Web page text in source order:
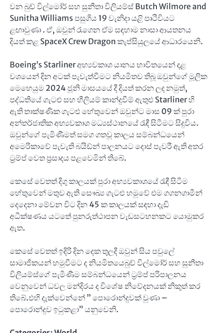
වන බුච් විල්මෝර් සහ සුනීතා විලියම්ස් Butch Wilmore and
Sunitha Williams පසුගිය 19 වැනිදා යළි පෘථිවියට
ළඟාවුණා . ඒ, ඔවුන් රැගෙන ඒම සඳහාම නාසා ආයතනය
දියත් කළ SpaceX Crew Dragon කැප්සියුලයේ ආධාරයෙනි.
Boeing’s Starliner අභ්‍යවකාශ යානය භාවිතයෙන් දළ
වශයෙන් දින අටක් පැවැත්වීමට නියමිතව තිබූ ඔවුන්ගේ මූලික
මෙහෙයුම 2024 ජූනි මාසයයේ දී දියත් කරන ලද නමුත්,
පද්ධතියේ ගැටළු සහ හීලියම් කාන්දුවීම් ඇතුළු Starliner හි
ඇති තාක්ෂණික ගැටළු හේතුවෙන් ඔවුන්ට මාස 09 ක් පුරා
අන්තර්ජාතික අභ්‍යවකාශ මධ්‍යස්ථානයේ රැඳී සිටීමට සිදුවිය.
ඔවුන්ගේ පැමිණීමත් සමග ගතවූ කාලය සම්බන්ධයෙන්
අමෙරිකාවේ පැවැති බයිඩ්න් පාලනයට දොස් පැවරී ඇති අතර
ට්‍රම්ප් වෙත ප්‍රසාද‍ය පළවෙමින් තිබේ.
කෙසේ වෙතත් දිගු කාලයක් පුරා අභ්‍යවකාශයේ රැඳී සිටීම
හේතුවෙන් මතුව ඇති සෞඛ්‍ය ගැටළු හමුවේ එම ගගනගාමීන්
දෙදෙනා මේවන විට දින 45 ක කාලයක් සඳහා දැඩි
අධීක්ෂණය යටතේ පුනරුත්ථාපන වැඩසටහනකට යොමුකර
ඇත.
කෙසේ වෙතත් ඉදිරි දින දෙක තුලදී ඔවුන් සිය පවුලේ
සාමාජිකයන් හමුවීමට ද නියමිතය‍ෙබුච් විල්මෝර් සහ සුනීතා
විලියම්ස්ගේ පැමිණීම සම්බන්ධයෙන් ට්‍රම්ප් පරිපාලනය
වෙනුවෙන් ධවල මන්දිරය ද විශේෂ නිවේදනයක් නිකුත් කර
තිබේ.එහි දැක්වෙන්නේ ” පොරොන්දුවක් වුණා –
පොරොන්දුව ඉටුකළා” යනුවෙනි.